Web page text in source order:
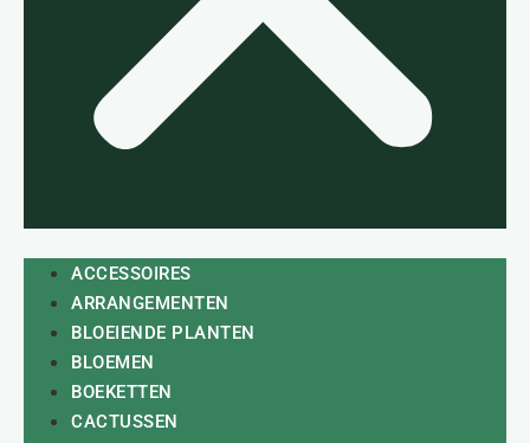
ACCESSOIRES
ARRANGEMENTEN
BLOEIENDE PLANTEN
BLOEMEN
BOEKETTEN
CACTUSSEN